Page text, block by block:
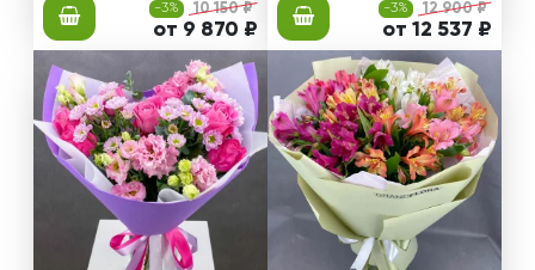
-3% 10 150 ₽
от 9 870 ₽
-3% 12 900 ₽
от 12 537 ₽